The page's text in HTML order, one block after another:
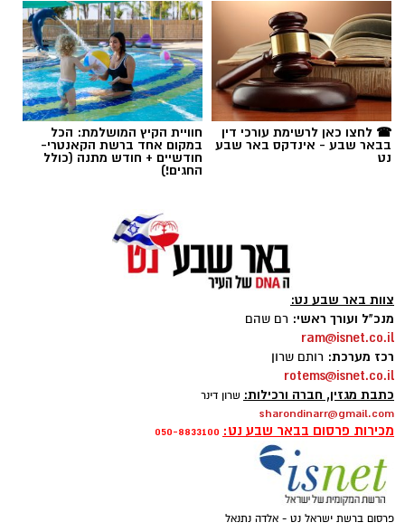
את עבודות הנטיעה באזור ואדי ענים שבנגב.
הפעילות, המבוצעת בפועל על ידי קק"ל ומאובטחת
על ידי משטרת ישראל, מקיפה שטח עצום של
כ-6,000 דונם – פי שניים בקירוב משטחה של העיר
גבעתיים. העבודות מתבצעות כחלק מפעילות
רציפה ועקבית המתקיימת מזה למעלה משלושה
עשורים במטרה להגן על קרקעות המדינה באזור
ברשות מקרקעי ישראל מדגישים כי אסטרטגיית
הנטיעות הוכחה לאורך השנים ככלי יעיל במיוחד
לשמירה על הקרקעות. מטרתו המרכזית של
המבצע הנוכחי היא למנוע פלישות לשטחים
פתוחים, לעצור עיבודים חקלאיים בלתי מורשים
ולבלום ניסיונות לבנייה לא חוקית. בנוסף, הנטיעות
מסייעות בהגנה על תשתיות לאומיות עתידיות
במרחב, ובראשן שמירה הרמטית על התוואי
המיועד להרחבת כביש 6 לכיוון דרום.
שירה תם, מנהלת החטיבה לשמירה על הקרקע
ברשות מקרקעי ישראל, התייחסה לתחילת
העבודות וציינה כי הרשות תמשיך לפעול כנאמן
תגים:משטרה
קרדיט - דוברות מרחב נגב
לבית המשפט המחוזי בבאר שבע הוגש כתב אישום
☎ לחצו כאן לרשימת עורכי דין
בבאר שבע - אינדקס באר שבע
נט
חוויית הקיץ המושלמת: הכל
במקום אחד ברשת הקאנטרי-
חודשיים + חודש מתנה (כולל
החגים!)
צוות באר שבע נט:
מנכ"ל ועורך ראשי: רם שהם
ram@isnet.co.il
רכז מערכת: רותם שרון
rotems@isnet.co.il
כתבת מגזין, חברה ורכילות: שרון דינר
sharondinarr@gmail.com
מכירות פרסום בבאר שבע נט: 050-8833100
פרסום ברשת ישראל נט - אלדה נתנאל